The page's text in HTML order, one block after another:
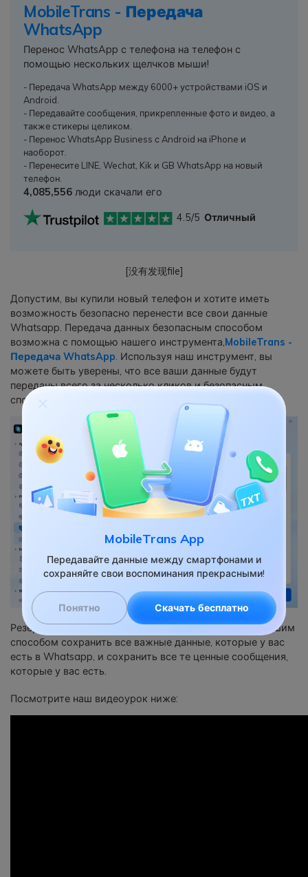
MobileTrans - Передача
WhatsApp
Перенос WhatsApp с телефона на телефон с
помощью нескольких щелчков мыши!
- Передача WhatsApp между 6000+ устройствами iOS и
Android.
- Передавайте сообщения, прикрепленные фото и видео, а
также стикеры целиком.
- Перенос WhatsApp Business с Android на iPhone и
наоборот.
- Перенесите LINE, Wechat, Kik и GB WhatsApp на новый
телефон.
4,085,556 люди скачали его
4.5/5 Отличный
[没有发现file]
Допустим, вы купили новый телефон и хотите иметь
возможность безопасно перенести все свои данные
Whatsapp. Передача данных безопасным способом
возможна с помощью нашего инструмента,MobileTrans -
Передача WhatsApp. Используя наш инструмент, вы
можете быть уверены, что все ваши данные будут
переданы всего за несколько кликов и безопасным
способом.
Резервное копирование данных также является хорошим
способом сохранить все важные данные, которые у вас
есть в Whatsapp, и сохранить все те ценные сообщения,
которые у вас есть.
Посмотрите наш видеоурок ниже:
MobileTrans App
Передавайте данные между смартфонами и
сохраняйте свои воспоминания прекрасными!
Понятно Скачать бесплатно